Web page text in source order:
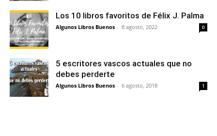
Los 10 libros favoritos de Félix J. Palma
Algunos Libros Buenos - 8 agosto, 2022 0
5 escritores vascos actuales que no
debes perderte
Algunos Libros Buenos - 6 agosto, 2018 1